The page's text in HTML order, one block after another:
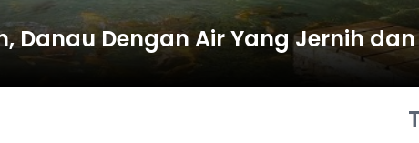
Danau Dengan Air Yang Jernih